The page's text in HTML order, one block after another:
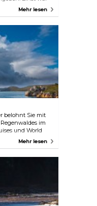
doch heute sind
Sie es.
Mehr lesen
belohnt Sie mit
im
und World
uralten
wo Sie bei einem
Mehr lesen